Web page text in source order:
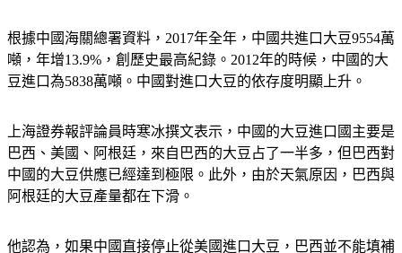
根據中國海關總署資料，2017年全年，中國共進口大豆9554萬
噸，年增13.9%，創歷史最高紀錄。2012年的時候，中國的大
豆進口為5838萬噸。中國對進口大豆的依存度明顯上升。
上海證券報評論員時寒冰撰文表示，中國的大豆進口國主要是
巴西、美國、阿根廷，來自巴西的大豆占了一半多，但巴西對
中國的大豆供應已經達到極限。此外，由於天氣原因，巴西與
阿根廷的大豆產量都在下滑。
他認為，如果中國直接停止從美國進口大豆，巴西並不能填補